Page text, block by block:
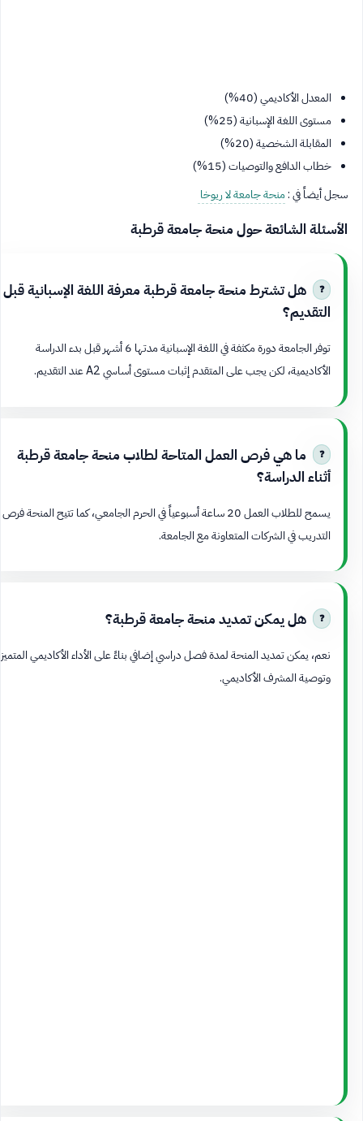
المعدل الأكاديمي (40%)
مستوى اللغة الإسبانية (25%)
المقابلة الشخصية (20%)
خطاب الدافع والتوصيات (15%)
سجل أيضاً في :منحة جامعة لا ريوخا
الأسئلة الشائعة حول منحة جامعة قرطبة
هل تشترط منحة جامعة قرطبة معرفة اللغة الإسبانية قبل
التقديم؟
توفر الجامعة دورة مكثفة في اللغة الإسبانية مدتها 6 أشهر قبل بدء الدراسة
الأكاديمية، لكن يجب على المتقدم إثبات مستوى أساسي A2 عند التقديم.
ما هي فرص العمل المتاحة لطلاب منحة جامعة قرطبة
أثناء الدراسة؟
يسمح للطلاب العمل 20 ساعة أسبوعياً في الحرم الجامعي، كما تتيح المنحة فرص
التدريب في الشركات المتعاونة مع الجامعة.
هل يمكن تمديد منحة جامعة قرطبة؟
نعم، يمكن تمديد المنحة لمدة فصل دراسي إضافي بناءً على الأداء الأكاديمي المتميز
وتوصية المشرف الأكاديمي.